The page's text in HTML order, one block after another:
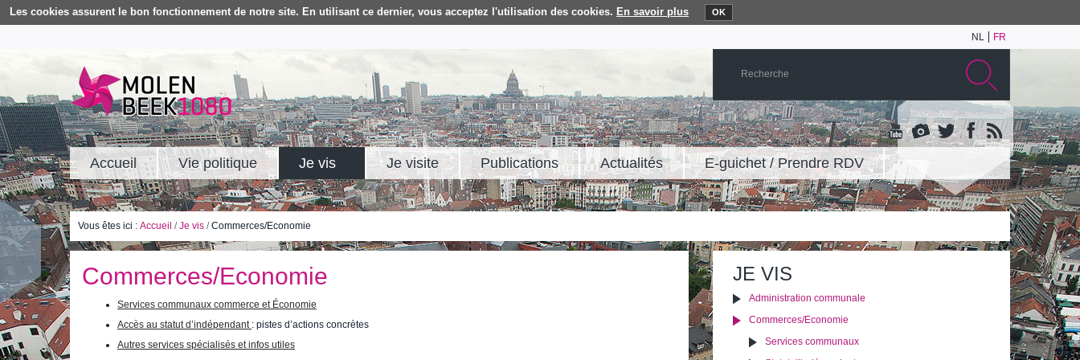
Les cookies assurent le bon fonctionnement de notre site. En utilisant ce dernier, vous acceptez l'utilisation des cookies. En savoir plus OK
NL FR
Accueil Vie politique Je vis Je visite Publications Actualités E-guichet / Prendre RDV
Vous êtes ici : Accueil /Je vis /Commerces/Economie
Commerces/Economie
Services communaux commerce et Économie
Accès au statut d’indépendant : pistes d’actions concrètes
Autres services spécialisés et infos utiles
JE VIS
Administration communale
Commerces/Economie
Services communaux